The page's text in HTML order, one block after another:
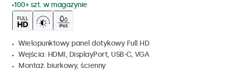
100+ szt. w magazynie
Wielopunktowy panel dotykowy Full HD
Wejścia: HDMI, DisplayPort, USB-C, VGA
Montaż: biurkowy, ścienny